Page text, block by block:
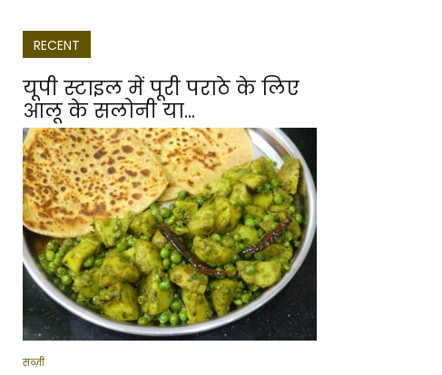
RECENT
यूपी स्टाइल में पूरी पराठे के लिए
आलू के सलोनी या...
सब्ज़ी